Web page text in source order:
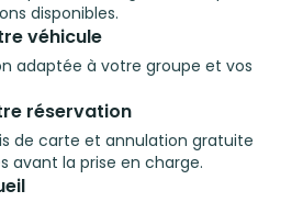
disponibles.
véhicule
adaptée à votre groupe et vos
réservation
de carte et annulation gratuite
avant la prise en charge.